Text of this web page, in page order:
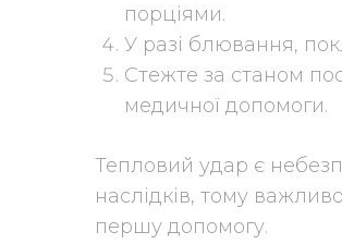
порціями.
У разі блювання,
Стежте за станом
медичної допомоги.
Тепловий удар є
наслідків, тому
першу допомогу.